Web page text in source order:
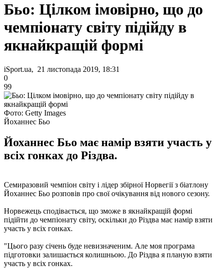
Бьо: Цілком імовірно, що до
чемпіонату світу підійду в
якнайкращій формі
iSport.ua, 21 листопада 2019, 18:31
0
99
Фото: Getty Images
Йоханнес Бьо
Йоханнес Бьо має намір взяти участь у
всіх гонках до Різдва.
Семиразовий чемпіон світу і лідер збірної Норвегії з біатлону
Йоханнес Бьо розповів про свої очікування від нового сезону.
Норвежець сподівається, що зможе в якнайкращій формі
підійти до чемпіонату світу, оскільки до Різдва має намір взяти
участь у всіх гонках.
"Цього разу січень буде невизначеним. Але моя програма
підготовки залишається колишньою. До Різдва я планую взяти
участь у всіх гонках.